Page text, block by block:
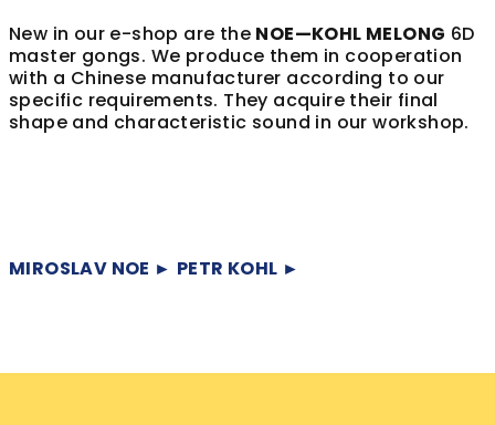
New in our e-shop are the NOE—KOHL MELONG 6D
master gongs. We produce them in cooperation
with a Chinese manufacturer according to our
specific requirements. They acquire their final
shape and characteristic sound in our workshop.
MIROSLAV NOE ► PETR KOHL ►